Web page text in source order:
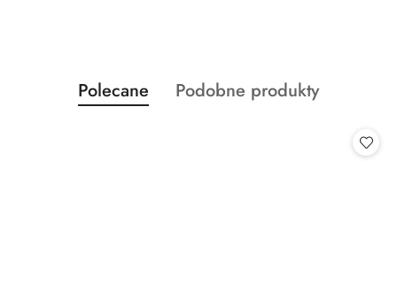
Pomiń karuzelę produktów
Produkty
o
Polecane
Produkty
Podobne produkty